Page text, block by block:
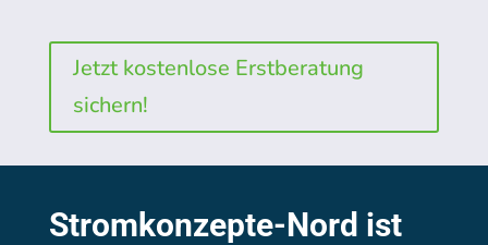
Jetzt kostenlose Erstberatung
sichern!
Stromkonzepte-Nord ist